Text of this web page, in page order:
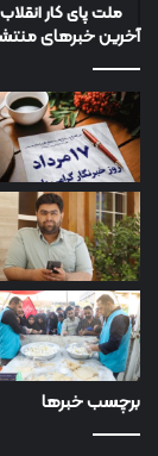
ملت پای کار
آخرین خبرهای
برچسب خبرها